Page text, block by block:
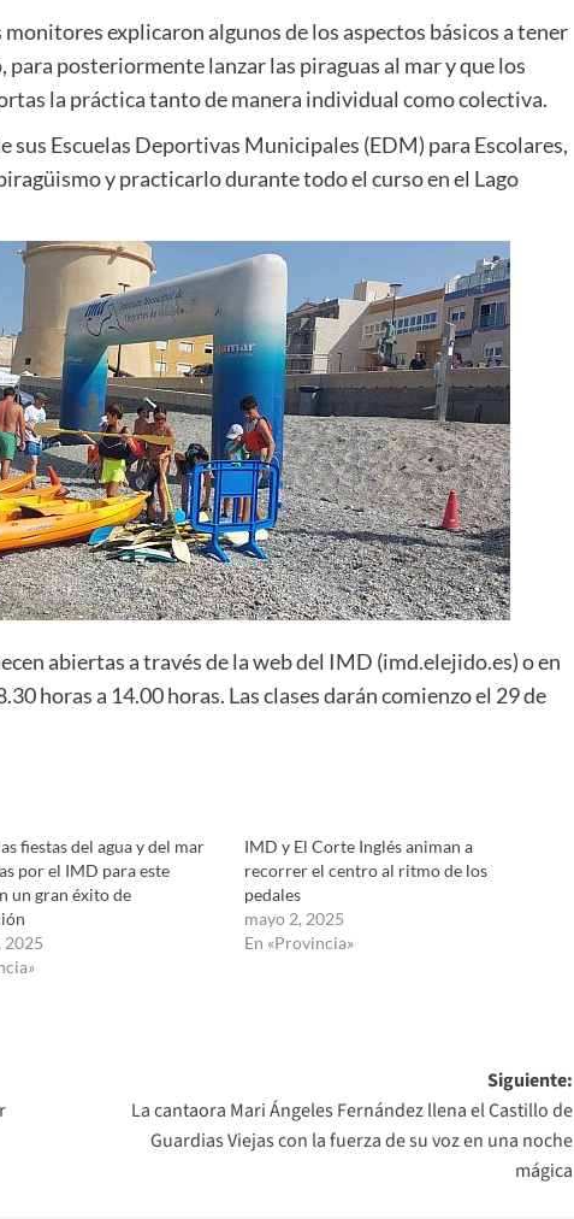
explicaron algunos de los aspectos básicos a tener
posteriormente lanzar las piraguas al mar y que los
la práctica tanto de manera individual como colectiva.
sus Escuelas Deportivas Municipales (EDM) para Escolares,
y practicarlo durante todo el curso en el Lago
abiertas a través de la web del IMD (imd.elejido.es) o en
horas a 14.00 horas. Las clases darán comienzo el 29 de
fiestas del agua y del mar
por el IMD para este
un gran éxito de
2025
IMD y El Corte Inglés animan a
recorrer el centro al ritmo de los
pedales
mayo 2, 2025
En «Provincia»
Siguiente:
La cantaora Mari Ángeles Fernández llena el Castillo de
Guardias Viejas con la fuerza de su voz en una noche
mágica